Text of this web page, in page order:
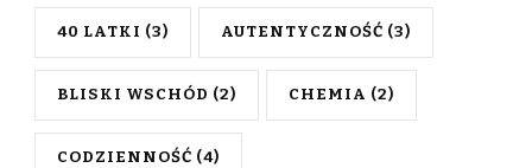
40 LATKI (3) AUTENTYCZNOŚĆ (3)
BLISKI WSCHÓD (2) CHEMIA (2)
CODZIENNOŚĆ (4)